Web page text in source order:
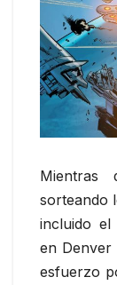
Mientras
sorteando
incluido el
en Denver
esfuerzo